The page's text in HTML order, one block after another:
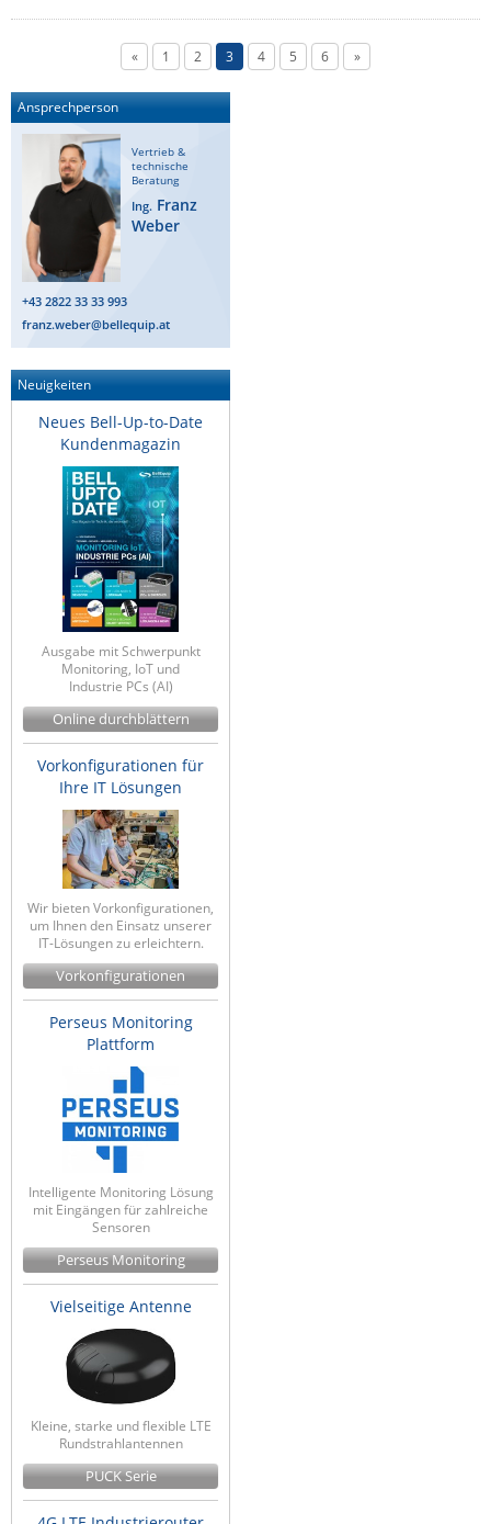
« 1 2 3 4 5 6 »
Ansprechperson
Vertrieb &
technische
Beratung
Ing. Franz
Weber
+43 2822 33 33 993
franz.weber@bellequip.at
Neuigkeiten
Neues Bell-Up-to-Date
Kundenmagazin
Ausgabe mit Schwerpunkt
Monitoring, IoT und
Industrie PCs (AI)
Online durchblättern
Vorkonfigurationen für
Ihre IT Lösungen
Wir bieten Vorkonfigurationen,
um Ihnen den Einsatz unserer
IT-Lösungen zu erleichtern.
Vorkonfigurationen
Perseus Monitoring
Plattform
Intelligente Monitoring Lösung
mit Eingängen für zahlreiche
Sensoren
Perseus Monitoring
Vielseitige Antenne
Kleine, starke und flexible LTE
Rundstrahlantennen
PUCK Serie